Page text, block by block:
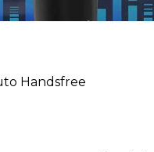
Handsfree